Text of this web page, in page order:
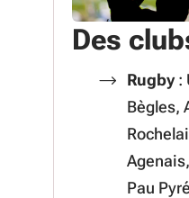
Des
Rugby :
Bègles,
Pau